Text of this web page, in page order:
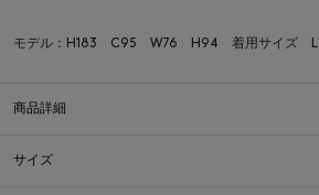
モデル：H183 C95 W76 H94 着用サイズ L
商品詳細
サイズ